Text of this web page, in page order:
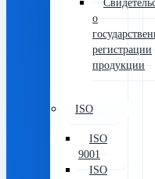
о
регистрации
продукции
ISO
ISO
9001
ISO